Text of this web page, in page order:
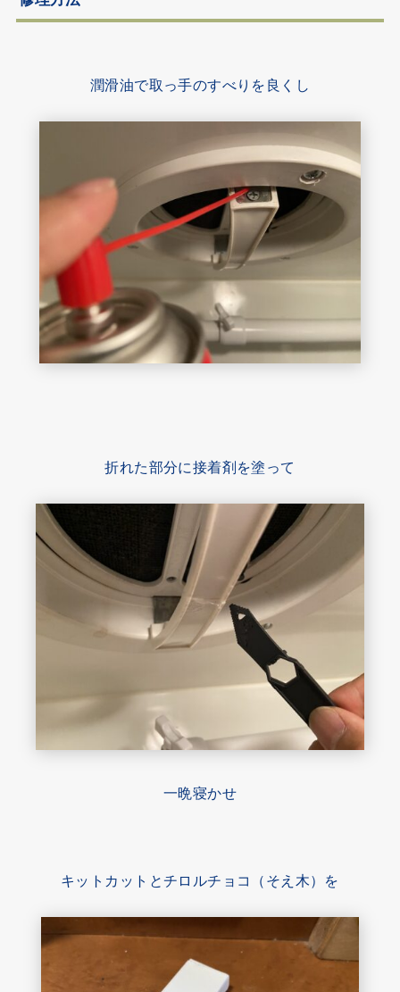
潤滑油で取っ手のすべりを良くし
折れた部分に接着剤を塗って
一晩寝かせ
キットカットとチロルチョコ（そえ木）を